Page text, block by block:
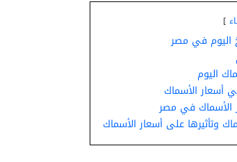
اليوم في مصر
اليوم
أسعار الأسماك
الأسماك في مصر
وتأثيرها على أسعار الأسماك